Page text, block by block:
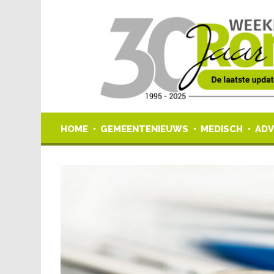
HOME GEMEENTENIEUWS MEDISCH